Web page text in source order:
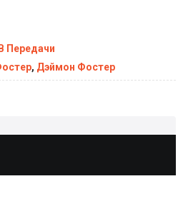
Передачи
, Дэймон Фостер